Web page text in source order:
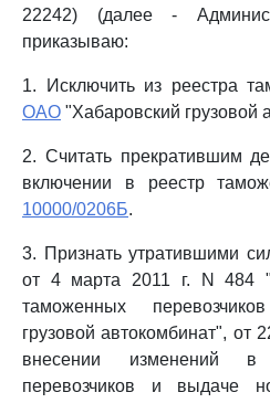
22242) (далее -
приказываю:
1. Исключить из реестра
ОАО "Хабаровский грузовой
2. Считать прекратившим
включении в реестр
10000/0206Б.
3. Признать утратившими
от 4 марта 2011 г. N 484
таможенных
грузовой автокомбинат", от
внесении изменений в
перевозчиков и выдаче